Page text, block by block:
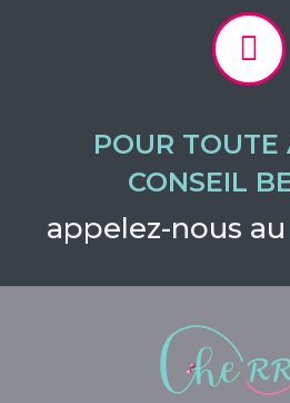
POUR TOUTE
CONSEIL
appelez-nous